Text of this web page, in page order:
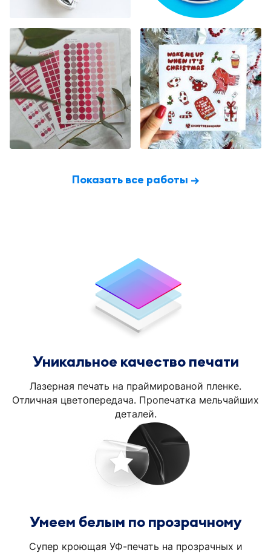
Показать все работы →
Уникальное качество печати
Лазерная печать на праймированой пленке.
Отличная цветопередача. Пропечатка мельчайших
деталей.
Умеем белым по прозрачному
Супер кроющая УФ-печать на прозрачных и